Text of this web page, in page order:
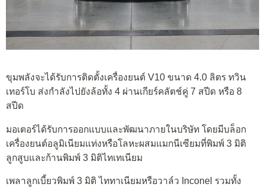
ขุมพลังจะได้รับการติดตั้งเครื่องยนต์ V10 ขนาด 4.0 ลิตร ทวิน
เทอร์โบ ส่งกำลังไปยังล้อทั้ง 4 ผ่านเกียร์คลัตช์คู่ 7 สปีด หรือ 8
สปีด
มอเตอร์ได้รับการออกแบบและพัฒนาภายในบริษัท โดยมีบล็อก
เครื่องยนต์อลูมิเนียมแท่งหรือโลหะผสมแมกนีเซียมที่พิมพ์ 3 มิติ
ลูกสูบและก้านพิมพ์ 3 มิติไทเทเนียม
เพลาลูกเบี้ยวพิมพ์ 3 มิติ ไททาเนียมหรือวาล์ว Inconel รวมทั้ง